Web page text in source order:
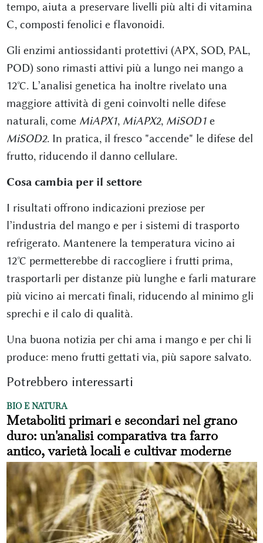
tempo, aiuta a preservare livelli più alti di vitamina
C, composti fenolici e flavonoidi.
Gli enzimi antiossidanti protettivi (APX, SOD, PAL,
POD) sono rimasti attivi più a lungo nei mango a
12°C. L’analisi genetica ha inoltre rivelato una
maggiore attività di geni coinvolti nelle difese
naturali, come MiAPX1, MiAPX2, MiSOD1e
MiSOD2. In pratica, il fresco "accende" le difese del
frutto, riducendo il danno cellulare.
Cosa cambia per il settore
I risultati offrono indicazioni preziose per
l’industria del mango e per i sistemi di trasporto
refrigerato. Mantenere la temperatura vicino ai
12°C permetterebbe di raccogliere i frutti prima,
trasportarli per distanze più lunghe e farli maturare
più vicino ai mercati finali, riducendo al minimo gli
sprechi e il calo di qualità.
Una buona notizia per chi ama i mango e per chi li
produce: meno frutti gettati via, più sapore salvato.
Potrebbero interessarti
BIO E NATURA
Metaboliti primari e secondari nel grano
duro: un'analisi comparativa tra farro
antico, varietà locali e cultivar moderne